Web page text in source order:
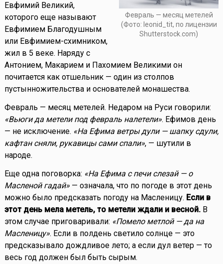
Февраль — месяц метелей
(Фото: leonid_tit, по лицензии
Shutterstock.com)
Евфимий Великий,
которого еще называют
Евфимием Благодушным
или Евфимием-схимником,
жил в 5 веке. Наряду с
Антонием, Макарием и Пахомием Великими он
почитается как отшельник — один из столпов
пустынножительства и основателей монашества.
Февраль — месяц метелей. Недаром на Руси говорили:
«Вьюги да метели под февраль налетели». Ефимов день
— не исключение. «На Ефима ветры дули — шапку сдули,
кафтан сняли, рукавицы сами спали», — шутили в
народе.
Еще одна поговорка: «На Ефима с печи слезай — о
Масленой гадай»— означала, что по погоде в этот день
можно было предсказать погоду на Масленицу. Если в
этот день мела метель, то метели ждали и весной.В
этом случае приговаривали: «Помело метлой — да на
Масленицу». Если в полдень светило солнце — это
предсказывало дождливое лето; а если дул ветер — то
весь год должен был быть сырым.